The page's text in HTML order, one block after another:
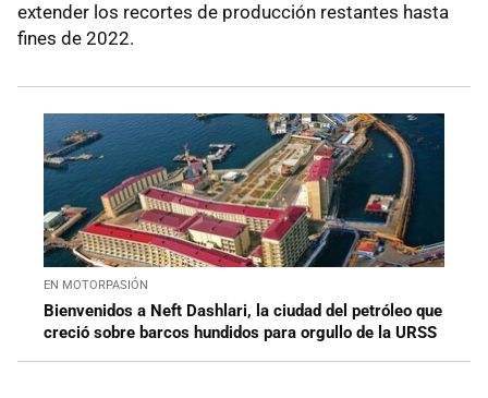
extender los recortes de producción restantes hasta
fines de 2022.
EN MOTORPASIÓN
Bienvenidos a Neft Dashlari, la ciudad del petróleo que
creció sobre barcos hundidos para orgullo de la URSS